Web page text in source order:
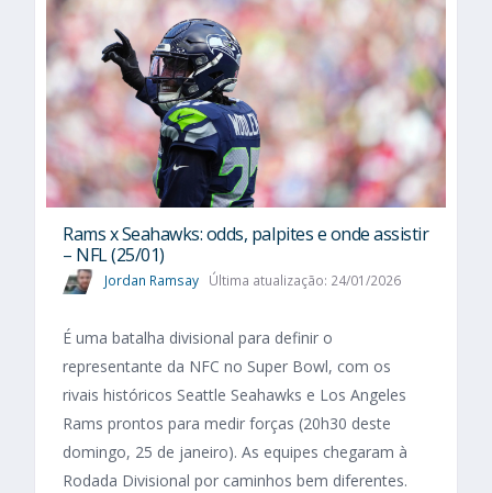
Rams x Seahawks: odds, palpites e onde assistir
– NFL (25/01)
Jordan Ramsay Última atualização: 24/01/2026
É uma batalha divisional para definir o
representante da NFC no Super Bowl, com os
rivais históricos Seattle Seahawks e Los Angeles
Rams prontos para medir forças (20h30 deste
domingo, 25 de janeiro). As equipes chegaram à
Rodada Divisional por caminhos bem diferentes.